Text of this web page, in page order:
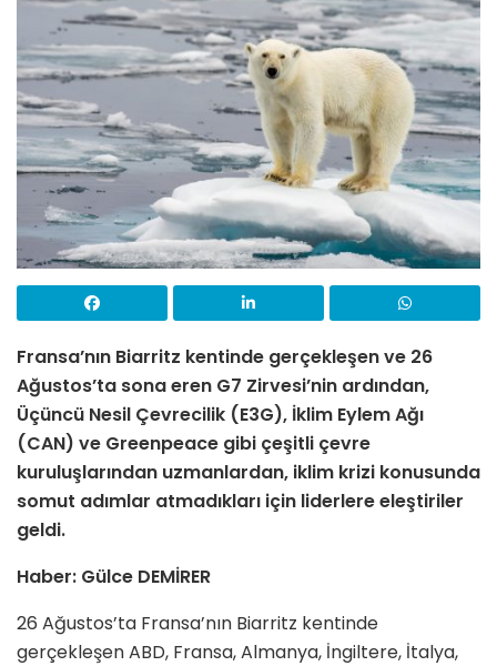
Fransa’nın Biarritz kentinde gerçekleşen ve 26
Ağustos’ta sona eren G7 Zirvesi’nin ardından,
Üçüncü Nesil Çevrecilik (E3G), İklim Eylem Ağı
(CAN) ve Greenpeace gibi çeşitli çevre
kuruluşlarından uzmanlardan, iklim krizi konusunda
somut adımlar atmadıkları için liderlere eleştiriler
geldi.
Haber: Gülce DEMİRER
26 Ağustos’ta Fransa’nın Biarritz kentinde
gerçekleşen ABD, Fransa, Almanya, İngiltere, İtalya,